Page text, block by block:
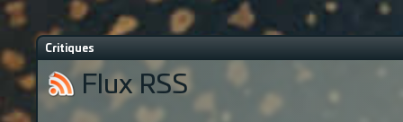
Critiques
Flux RSS